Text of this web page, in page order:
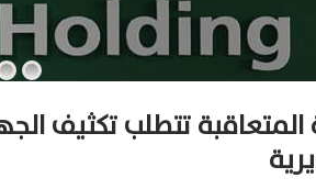
المتعاقبة تتطلب تكثيف